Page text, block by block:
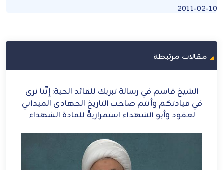
2011-02-10
مقالات مرتبطة
في رسالة تبريك للقائد الحية: إنَّنا نرى
صاحب التاريخ الجهادي الميداني
الشهداء استمراريةً للقادة الشهداء
الشيخ قاسم: